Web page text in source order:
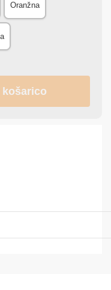
Oranžna
košarico